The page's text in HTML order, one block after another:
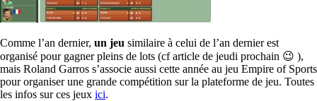
Comme l’an dernier, un jeu similaire à celui de l’an dernier est
organisé pour gagner pleins de lots (cf article de jeudi prochain 😉 ),
mais Roland Garros s’associe aussi cette année au jeu Empire of Sports
pour organiser une grande compétition sur la plateforme de jeu. Toutes
les infos sur ces jeux ici.